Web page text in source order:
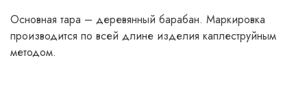
Основная тара – деревянный барабан. Маркировка
производится по всей длине изделия каплеструйным
методом.